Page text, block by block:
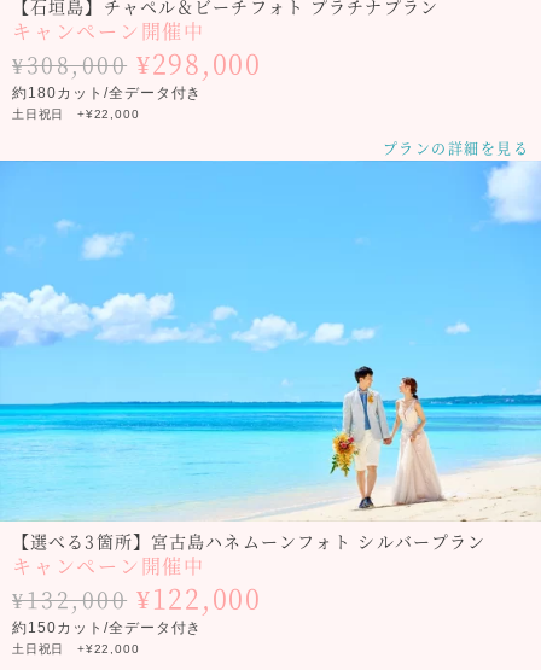
【石垣島】チャペル＆ビーチフォト プラチナプラン
キャンペーン開催中
¥308,000 ¥298,000
約180カット/全データ付き
土日祝日 +¥22,000
プランの詳細を見る
【選べる3箇所】宮古島ハネムーンフォト シルバープラン
キャンペーン開催中
¥132,000 ¥122,000
約150カット/全データ付き
土日祝日 +¥22,000